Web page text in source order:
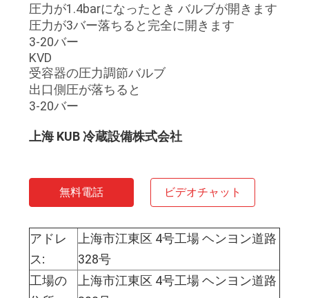
圧力が1.4barになったとき バルブが開きます
圧力が3バー落ちると完全に開きます
3-20バー
KVD
受容器の圧力調節バルブ
出口側圧が落ちると
3-20バー
上海 KUB 冷蔵設備株式会社
無料電話 ビデオチャット
アドレ
ス:
上海市江東区 4号工場 ヘンヨン道路
328号
工場の
上海市江東区 4号工場 ヘンヨン道路